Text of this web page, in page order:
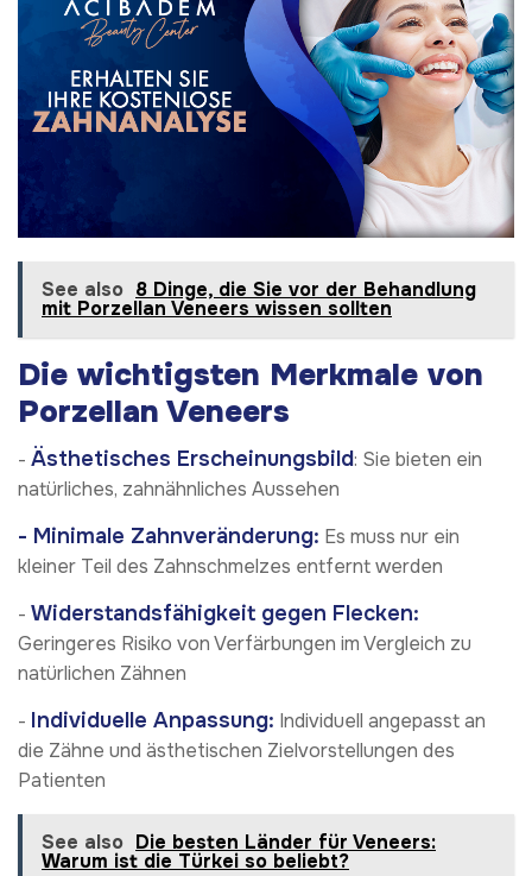
See also 8 Dinge, die Sie vor der Behandlung
mit Porzellan Veneers wissen sollten
Die wichtigsten Merkmale von
Porzellan Veneers
- Ästhetisches Erscheinungsbild: Sie bieten ein
natürliches, zahnähnliches Aussehen
- Minimale Zahnveränderung: Es muss nur ein
kleiner Teil des Zahnschmelzes entfernt werden
- Widerstandsfähigkeit gegen Flecken:
Geringeres Risiko von Verfärbungen im Vergleich zu
natürlichen Zähnen
- Individuelle Anpassung: Individuell angepasst an
die Zähne und ästhetischen Zielvorstellungen des
Patienten
See also Die besten Länder für Veneers:
Warum ist die Türkei so beliebt?